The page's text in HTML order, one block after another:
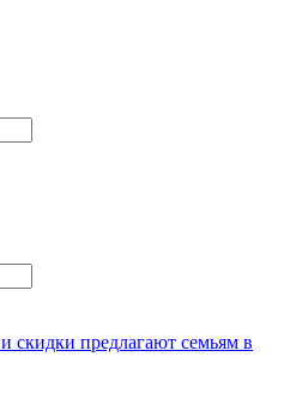
скидки предлагают семьям в